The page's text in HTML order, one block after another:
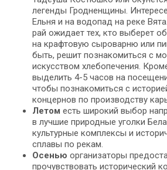
легенды Гродненщины.
Ельня и на водопад на реке
рай ожидает тех, кто выберет
на крафтовую сыроварню или
быть, решит познакомиться с
искусством хлебопечения.
выделить 4-5 часов на
чтобы познакомиться с
концернов по производству
Летом есть широкий выбор
в лучшие природные уголки
культурные комплексы и
сплавы по рекам.
Осенью организаторы
прочувствовать исторический